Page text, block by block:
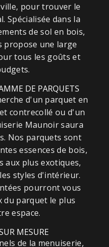
pour trouver le
Spécialisée dans la
de sol en bois,
une large
tous les goûts et
DE PARQUETS
d'un parquet en
contrecollé ou d'un
Maunoir saura
Nos parquets sont
essences de bois,
aux plus exotiques,
styles d'intérieur.
pourront vous
du parquet le plus
espace.
MESURE
de la menuiserie,